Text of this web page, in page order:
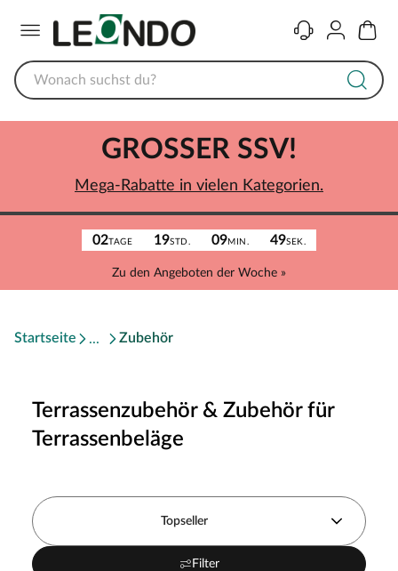
KontaktKonto
02TAGE 19STD. 09MIN. 49SEK.
Zu den Angeboten der Woche »
GROSSER SSV!
Mega-Rabatte in vielen Kategorien.
Startseite Zubehör
Terrassenzubehör & Zubehör für
Terrassenbeläge
Topseller
Filter